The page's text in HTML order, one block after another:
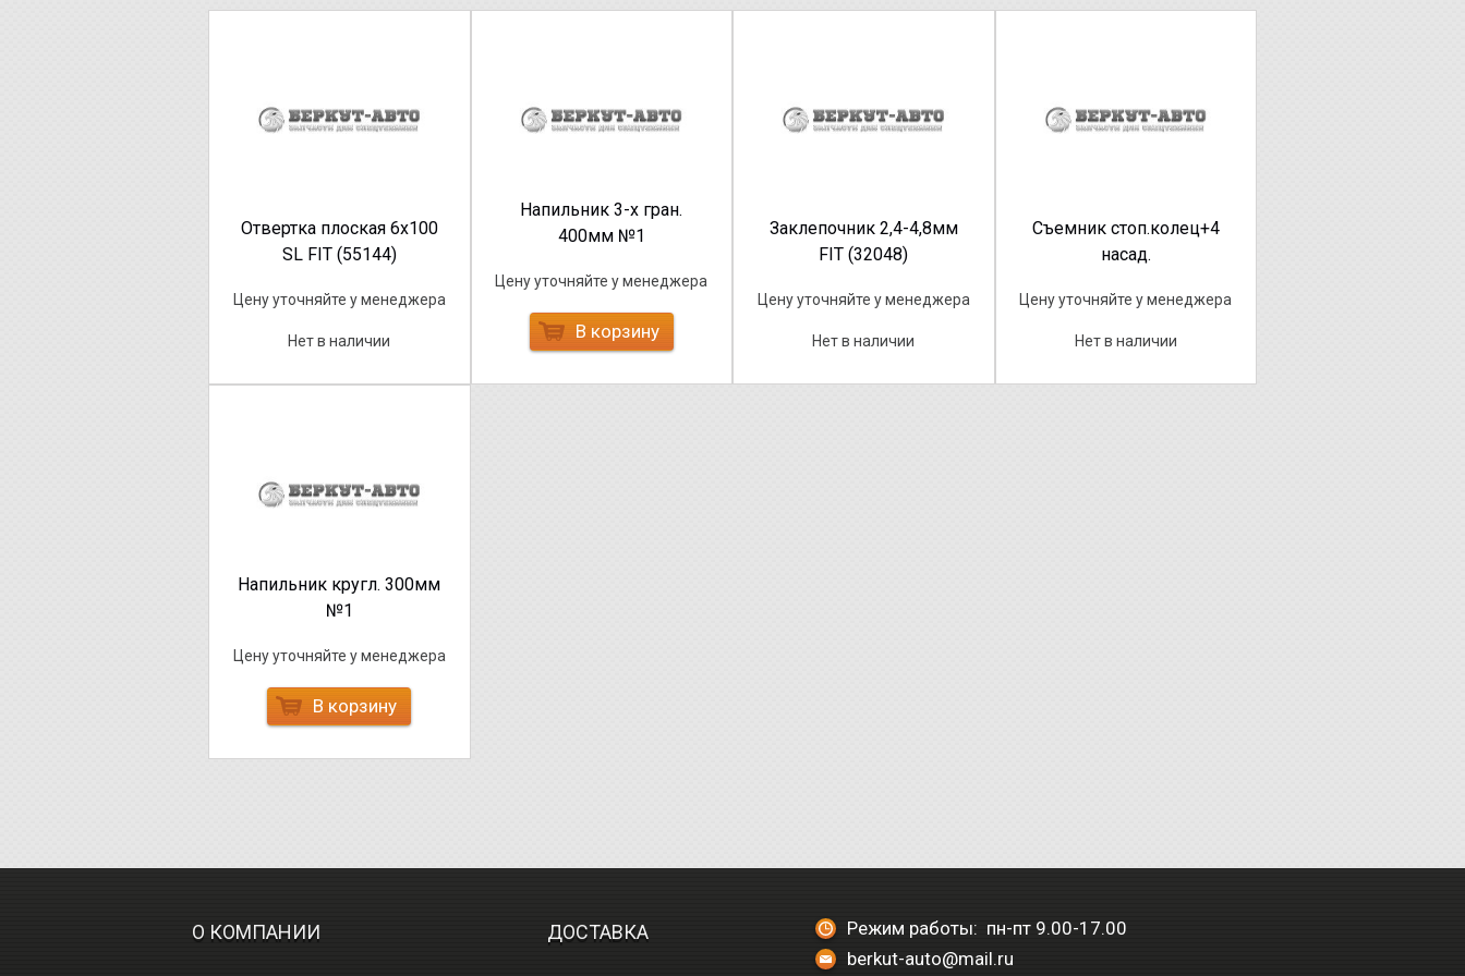
Отвертка плоская 6х100
SL FIT (55144)
Цену уточняйте у менеджера
Нет в наличии
Напильник 3-х гран.
400мм №1
Цену уточняйте у менеджера
В корзину
Заклепочник 2,4-4,8мм
FIT (32048)
Цену уточняйте у менеджера
Нет в наличии
Съемник стоп.колец+4
насад.
Цену уточняйте у менеджера
Нет в наличии
Напильник кругл. 300мм
№1
Цену уточняйте у менеджера
В корзину
О КОМПАНИИ ДОСТАВКА
Режим работы: пн-пт 9.00-17.00
berkut-auto@mail.ru